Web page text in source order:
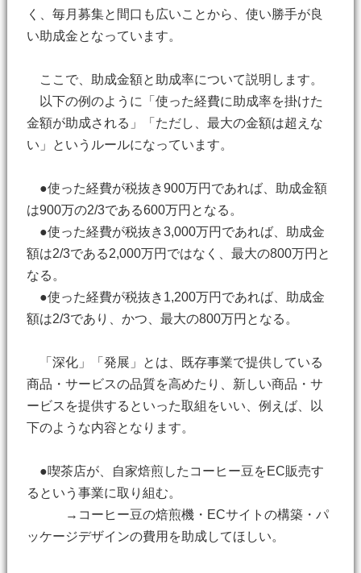
く、毎月募集と間口も広いことから、使い勝手が良
い助成金となっています。
ここで、助成金額と助成率について説明します。
以下の例のように「使った経費に助成率を掛けた
金額が助成される」「ただし、最大の金額は超えな
い」というルールになっています。
●使った経費が税抜き900万円であれば、助成金額
は900万の2/3である600万円となる。
●使った経費が税抜き3,000万円であれば、助成金
額は2/3である2,000万円ではなく、最大の800万円と
なる。
●使った経費が税抜き1,200万円であれば、助成金
額は2/3であり、かつ、最大の800万円となる。
「深化」「発展」とは、既存事業で提供している
商品・サービスの品質を高めたり、新しい商品・サ
ービスを提供するといった取組をいい、例えば、以
下のような内容となります。
●喫茶店が、自家焙煎したコーヒー豆をEC販売す
るという事業に取り組む。
→コーヒー豆の焙煎機・ECサイトの構築・パ
ッケージデザインの費用を助成してほしい。